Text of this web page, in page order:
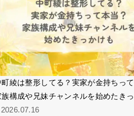
町綾は整形してる？実家が金持ちって
族構成や兄妹チャンネルを始めたき
2026.07.16